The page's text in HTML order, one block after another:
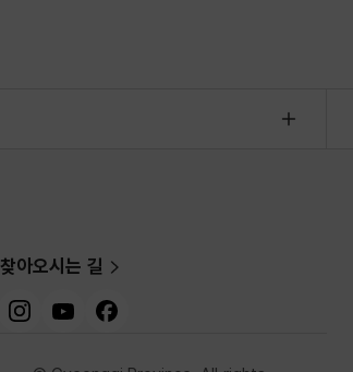
찾아오시는 길
인스타그램
유튜브 페이스북